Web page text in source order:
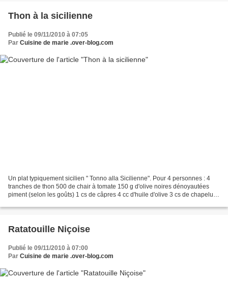
Thon à la sicilienne
Publié le 09/11/2010 à 07:05
Par Cuisine de marie .over-blog.com
Un plat typiquement sicilien " Tonno alla Sicilienne". Pour 4 personnes : 4
tranches de thon 500 de chair à tomate 150 g d'olive noires dénoyautées
piment (selon les goûts) 1 cs de câpres 4 cc d'huile d'olive 3 cs de chapelure
Ratatouille Niçoise
Publié le 09/11/2010 à 07:00
Par Cuisine de marie .over-blog.com